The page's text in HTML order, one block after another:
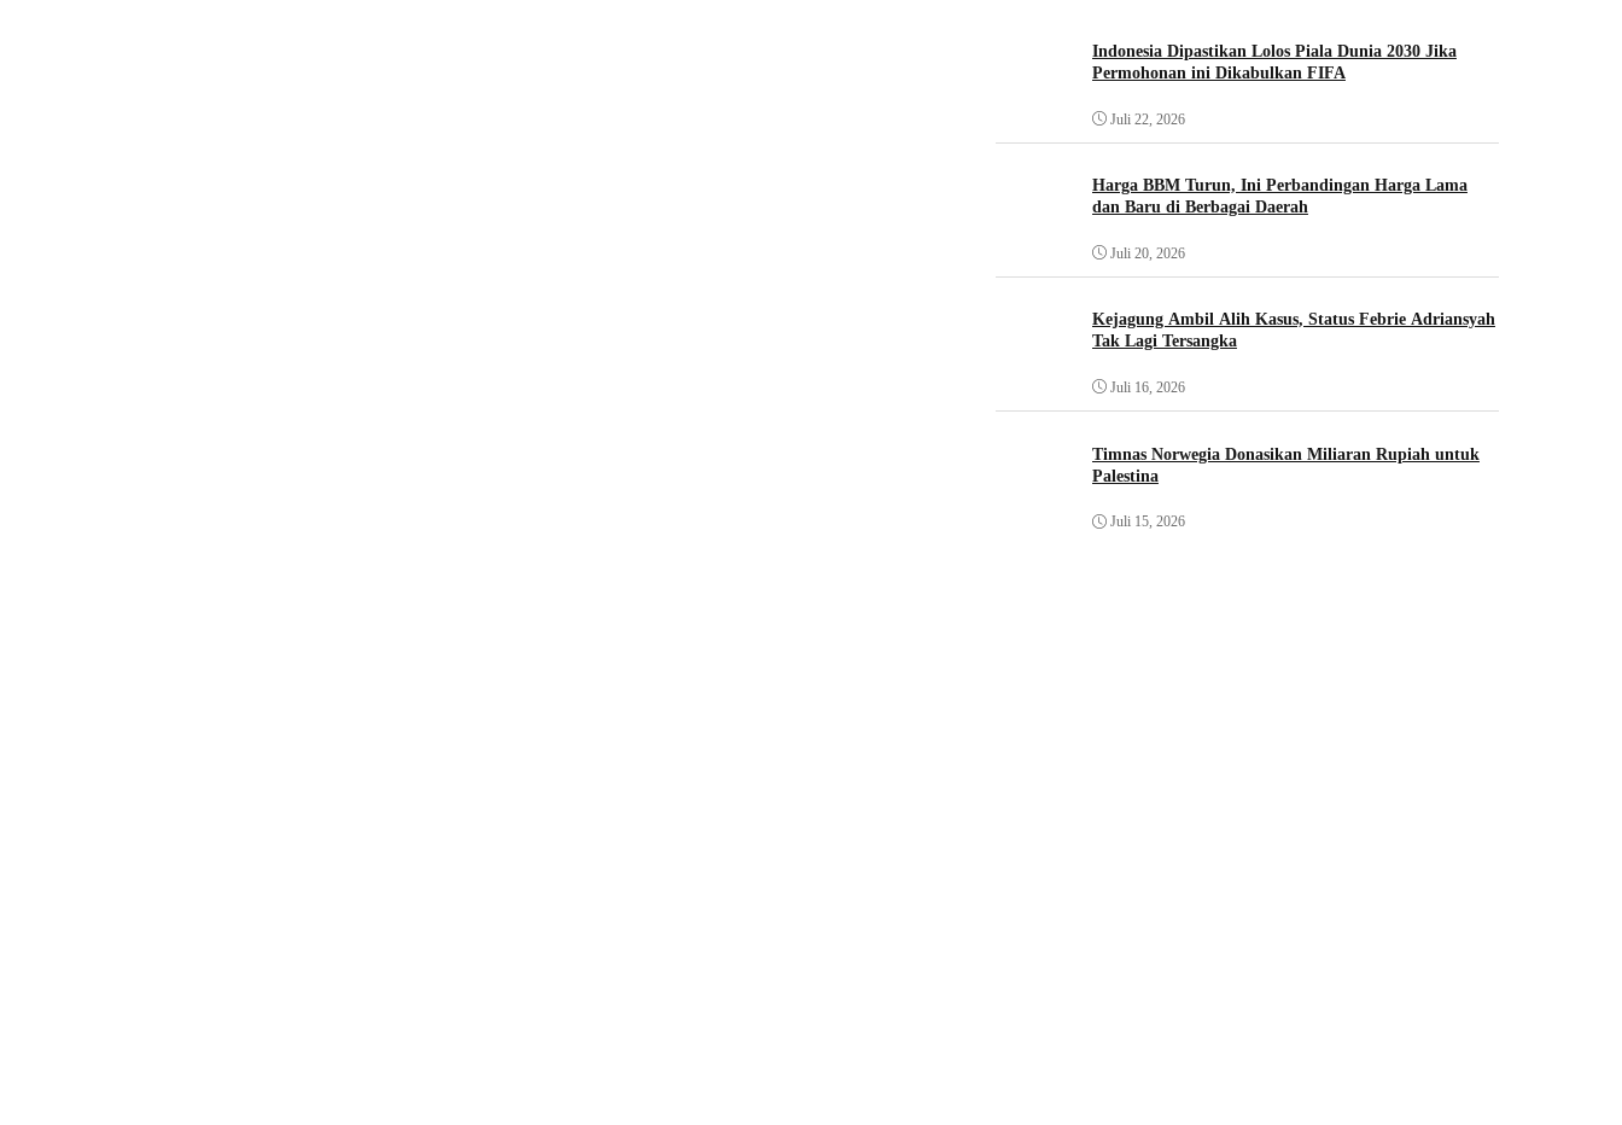
Indonesia Dipastikan Lolos Piala Dunia 2030 Jika
Permohonan ini Dikabulkan FIFA
Juli 22, 2026
Harga BBM Turun, Ini Perbandingan Harga Lama
dan Baru di Berbagai Daerah
Juli 20, 2026
Kejagung Ambil Alih Kasus, Status Febrie Adriansyah
Tak Lagi Tersangka
Juli 16, 2026
Timnas Norwegia Donasikan Miliaran Rupiah untuk
Palestina
Juli 15, 2026